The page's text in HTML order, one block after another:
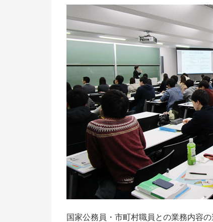
デジタルパンフレット
国家公務員・市町村職員との業務内容